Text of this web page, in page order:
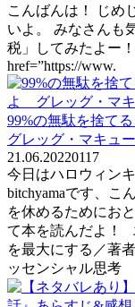
こんばんは！ じめ
いよ。 みなさんも
税」してみたよー
href=”https://www.
99%の無駄を捨て
グレッグ・マキュ
21.06.20220117
今日はハロウィン
bitchyamaです、こ
を休めるためにお
て本を読んだよ！
を最大にする／著
ッセンシャル思考